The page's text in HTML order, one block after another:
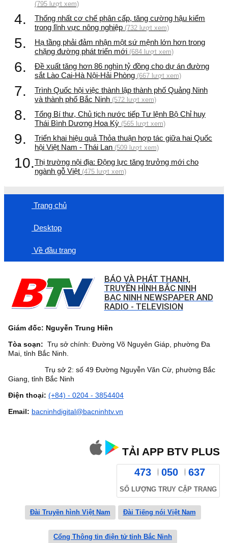
(795 lượt xem)
4.
Thống nhất cơ chế phân cấp, tăng cường hậu kiểm
trong lĩnh vực nông nghiệp (732 lượt xem)
5.
Hạ tầng phải đảm nhận một sứ mệnh lớn hơn trong
chặng đường phát triển mới (684 lượt xem)
6.
Đề xuất tăng hơn 86 nghìn tỷ đồng cho dự án đường
sắt Lào Cai-Hà Nội-Hải Phòng (667 lượt xem)
7.
Trình Quốc hội việc thành lập thành phố Quảng Ninh
và thành phố Bắc Ninh (572 lượt xem)
8.
Tổng Bí thư, Chủ tịch nước tiếp Tư lệnh Bộ Chỉ huy
Thái Bình Dương Hoa Kỳ (565 lượt xem)
9.
Triển khai hiệu quả Thỏa thuận hợp tác giữa hai Quốc
hội Việt Nam - Thái Lan (509 lượt xem)
10.Thị trường nội địa: Động lực tăng trưởng mới cho
ngành gỗ Việt (475 lượt xem)
Trang chủ
Desktop
Về đầu trang
BÁO VÀ PHÁT THANH,
TRUYỀN HÌNH BẮC NINH
BAC NINH NEWSPAPER AND
RADIO - TELEVISION
Giám đốc: Nguyễn Trung Hiền
Tòa soạn: Trụ sở chính: Đường Võ Nguyên Giáp, phường Đa
Mai, tỉnh Bắc Ninh.
Trụ sở 2: số 49 Đường Nguyễn Văn Cừ, phường Bắc
Giang, tỉnh Bắc Ninh
Điện thoại: (+84) - 0204 - 3854404
Email: bacninhdigital@bacninhtv.vn
TẢI APP BTV PLUS
473 050 637
SỐ LƯỢNG TRUY CẬP TRANG
Đài Truyền hình Việt Nam Đài Tiếng nói Việt Nam
Cổng Thông tin điện tử tỉnh Bắc Ninh